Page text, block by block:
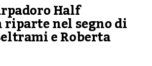
Half
nel segno di
e Roberta